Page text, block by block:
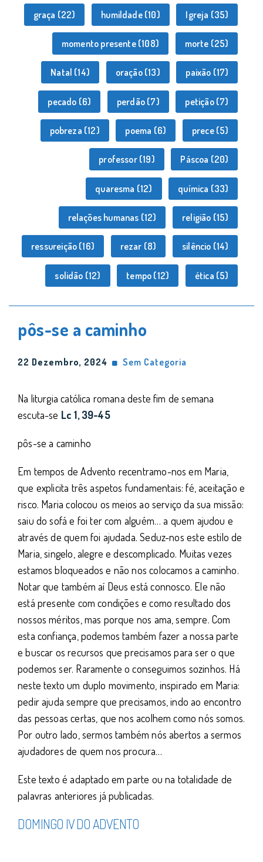
graça (22) humildade(10) Igreja (35)
momento presente(108) morte (25)
Natal (14) oração(13) paixão (17)
pecado (6) perdão(7) petição(7)
pobreza (12) poema (6) prece(5)
professor(19) Páscoa (20)
quaresma (12) química (33)
relações humanas (12) religião (15)
ressureição (16) rezar (8) silêncio (14)
solidão (12) tempo (12) ética (5)
pôs-se a caminho
22 Dezembro, 2024 Sem Categoria
Na liturgia católica romana deste fim de semana
escuta-se Lc 1, 39-45
pôs-se a caminho
Em tempos de Advento recentramo-nos em Maria,
que explicita três aspetos fundamentais: fé, aceitação e
risco. Maria colocou os meios ao serviço da sua missão:
saiu do sofá e foi ter com alguém… a quem ajudou e
através de quem foi ajudada. Seduz-nos este estilo de
Maria, singelo, alegre e descomplicado. Muitas vezes
estamos bloqueados e não nos colocamos a caminho.
Notar que também aí Deus está connosco. Ele não
está presente com condições e como resultado dos
nossos méritos, mas porque nos ama, sempre. Com
esta confiança, podemos também fazer a nossa parte
e buscar os recursos que precisamos para ser o que
podemos ser. Raramente o conseguimos sozinhos. Há
neste texto um duplo movimento, inspirado em Maria:
pedir ajuda sempre que precisamos, indo ao encontro
das pessoas certas, que nos acolhem como nós somos.
Por outro lado, sermos também nós abertos a sermos
ajudadores de quem nos procura…
Este texto é adaptado em parte ou na totalidade de
palavras anteriores já publicadas.
DOMINGO IV DO ADVENTO